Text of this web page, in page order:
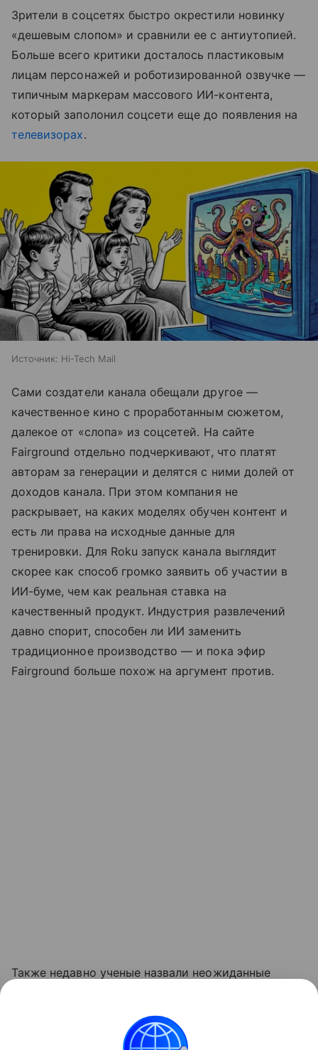
Зрители в соцсетях быстро окрестили новинку
«дешевым слопом» и сравнили ее с антиутопией.
Больше всего критики досталось пластиковым
лицам персонажей и роботизированной озвучке —
типичным маркерам массового ИИ-контента,
который заполонил соцсети еще до появления на
телевизорах.
Источник: Hi-Tech Mail
Сами создатели канала обещали другое —
качественное кино с проработанным сюжетом,
далекое от «слопа» из соцсетей. На сайте
Fairground отдельно подчеркивают, что платят
авторам за генерации и делятся с ними долей от
доходов канала. При этом компания не
раскрывает, на каких моделях обучен контент и
есть ли права на исходные данные для
тренировки. Для Roku запуск канала выглядит
скорее как способ громко заявить об участии в
ИИ-буме, чем как реальная ставка на
качественный продукт. Индустрия развлечений
давно спорит, способен ли ИИ заменить
традиционное производство — и пока эфир
Fairground больше похож на аргумент против.
Также недавно ученые назвали неожиданные